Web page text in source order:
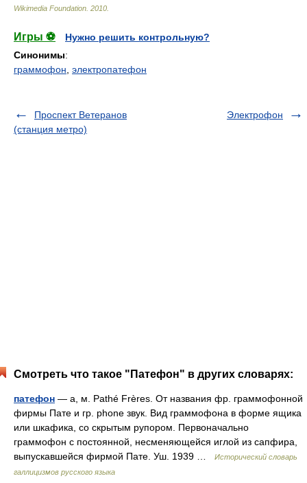
Wikimedia Foundation 2010
Игры ⚽
Нужно решить контрольную?
Синонимы:
граммофон электропатефон
Проспект Ветеранов
(станция метро)
Электрофон
Смотреть что такое "Патефон" в других словарях:
патефон — а, м. Pathé Frères. От названия фр. граммофонной
фирмы Пате и гр. phone звук. Вид граммофона в форме ящика
или шкафика, со скрытым рупором. Первоначально
граммофон с постоянной, несменяющейся иглой из сапфира,
выпускавшейся фирмой Пате. Уш. 1939 …
Исторический словарь
галлицизмов русского языка